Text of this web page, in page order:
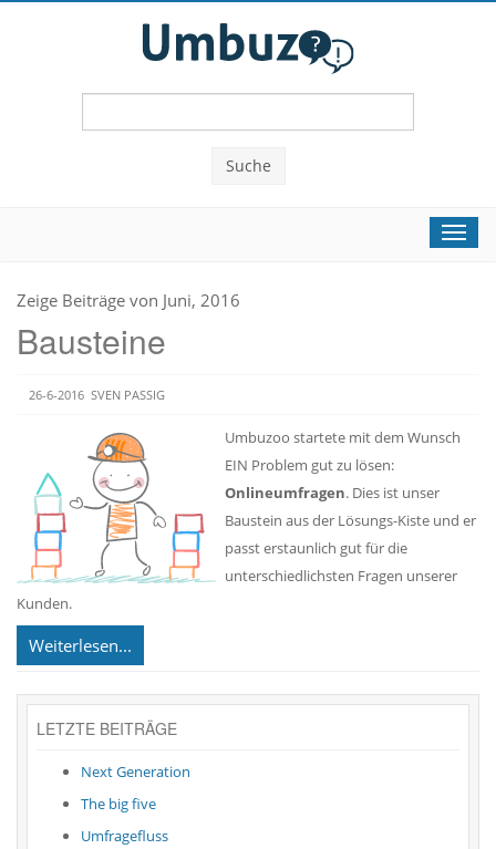
Suche
Zeige Beiträge von Juni, 2016
Bausteine
26-6-2016 SVEN PASSIG
Umbuzoo startete mit dem Wunsch
EIN Problem gut zu lösen:
Onlineumfragen. Dies ist unser
Baustein aus der Lösungs-Kiste und er
passt erstaunlich gut für die
unterschiedlichsten Fragen unserer
Kunden.
Weiterlesen...
LETZTE BEITRÄGE
Next Generation
The big five
Umfragefluss